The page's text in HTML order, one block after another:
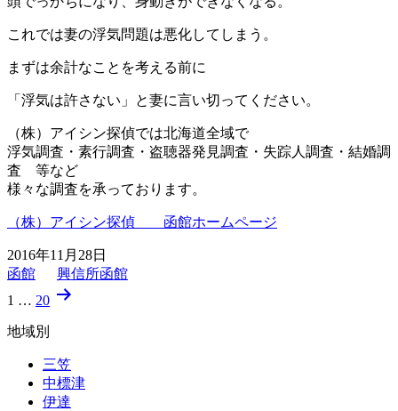
これでは妻の浮気問題は悪化してしまう。
まずは余計なことを考える前に
「浮気は許さない」と妻に言い切ってください。
（株）アイシン探偵では北海道全域で
浮気調査・素行調査・盗聴器発見調査・失踪人調査・結婚調
査 等など
様々な調査を承っております。
（株）アイシン探偵 函館ホームページ
2016年11月28日
函館
興信所函館
投
稿
1 … 20
地域別
三笠
中標津
伊達